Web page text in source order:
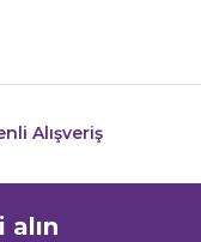
Alışveriş